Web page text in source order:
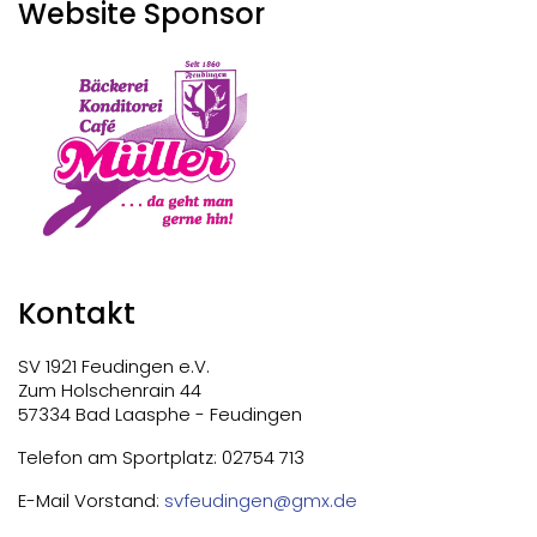
Website Sponsor
Kontakt
SV 1921 Feudingen e.V.
Zum Holschenrain 44
57334 Bad Laasphe - Feudingen
Telefon am Sportplatz: 02754 713
E-Mail Vorstand: svfeudingen@gmx.de